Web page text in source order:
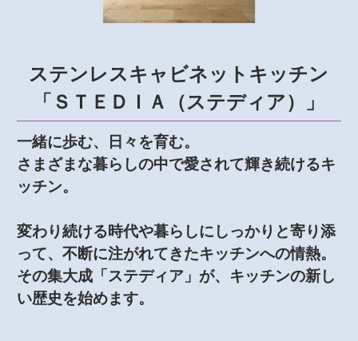
ステンレスキャビネットキッチン
「ＳＴＥＤＩＡ（ステディア）」
一緒に歩む、日々を育む。
さまざまな暮らしの中で愛されて輝き続けるキ
ッチン。
変わり続ける時代や暮らしにしっかりと寄り添
って、不断に注がれてきたキッチンへの情熱。
その集大成「ステディア」が、キッチンの新し
い歴史を始めます。